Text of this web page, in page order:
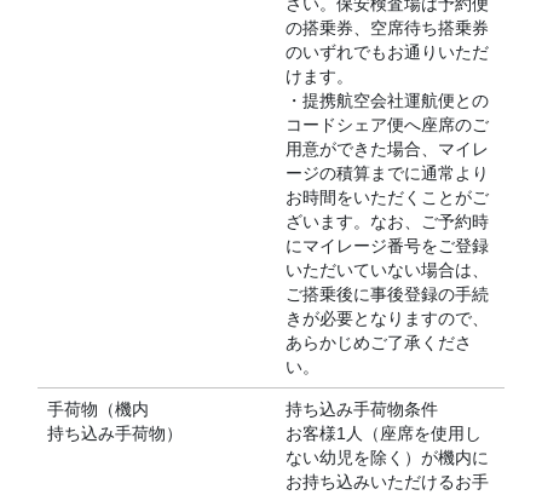
の搭乗券、空席待ち搭乗券
のいずれでもお通りいただ
けます。
・提携航空会社運航便との
コードシェア便へ座席のご
用意ができた場合、マイレ
ージの積算までに通常より
お時間をいただくことがご
ざいます。なお、ご予約時
にマイレージ番号をご登録
いただいていない場合は、
ご搭乗後に事後登録の手続
きが必要となりますので、
あらかじめご了承くださ
い。
手荷物（機内
持ち込み手荷物）
持ち込み手荷物条件
お客様1人（座席を使用し
ない幼児を除く）が機内に
お持ち込みいただけるお手